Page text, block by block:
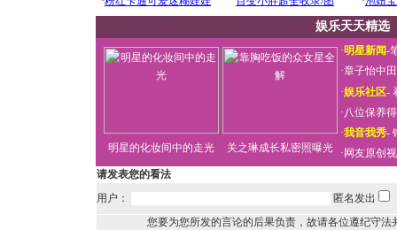
娱乐天天精选
明星的化妆间中的走光 关之琳成长私密照曝光
·明星新闻-
·章子怡中
·娱乐社区-
·八位保养
·我音我秀-
· 网友原创
请发表您的看法
用户：
匿名发出
您要为您所发的言论的后果负责，故请各位遵纪守法